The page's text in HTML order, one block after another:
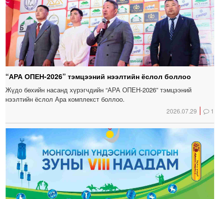
“АРА ОПЕН-2026” тэмцээний нээлтийн ёслол боллоо
Жүдо бөхийн насанд хүрэгчдийн “АРА ОПЕН-2026” тэмцээний
нээлтийн ёслол Ара комплекст боллоо.
2026.07.29 1